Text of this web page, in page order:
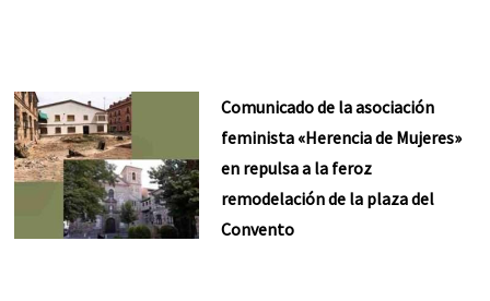
Comunicado de la asociación
feminista «Herencia de Mujeres»
en repulsa a la feroz
remodelación de la plaza del
Convento